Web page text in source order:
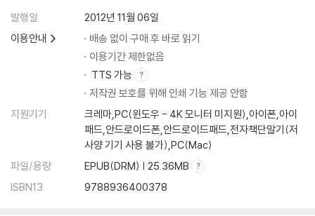
44장 객줏집에서 소리없이 계속 벌어지는 사건들
45장 맘브리노 투구와 안장의 의혹이 마침내 밝혀지는 대목, 그리고 정말
로, 진짜로 일어난 모험들을 있는 그대로 밝힌다
46장 ‘성스러운 형제단’의 멋진 모험과 우리의 선량한 기사 돈 끼호떼의
위대한 용맹성에 대하여
47장 돈 끼호떼가 마법에 걸려 끌려가는 이상한 모습과 다른 유명한 사건
들
48장 법사 신부가 기사소설들의 문제와 그의 지혜로운 사물관에 대해 계
49장 싼초 빤사가 돈 끼호떼 나리와 나눈 점잖은 대화에 관하여
50장 돈 끼호떼와 법사가 벌인 점잖은 말다툼과 다른 사건들
51장 돈 끼호떼와 함께 가는 모든 사람들에게 염소치기가 들려준 이야기
발행일
2012년 11월 06일
이용안내
배송 없이 구매 후 바로 읽기
이용기간 제한없음
TTS 가능
저작권 보호를 위해 인쇄 기능 제공 안함
지원기기
크레마,PC(윈도우 - 4K 모니터 미지원),아이폰,아이
패드,안드로이드폰,안드로이드패드,전자책단말기(저
사양 기기 사용 불가),PC(Mac)
파일/용량
EPUB(DRM) | 25.36MB
ISBN13
9788936400378